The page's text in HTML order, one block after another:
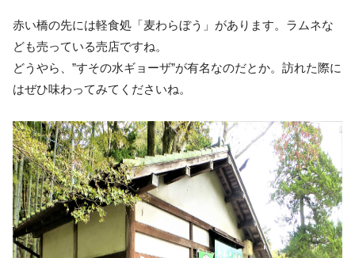
赤い橋の先には軽食処「麦わらぼう」があります。ラムネな
ども売っている売店ですね。
どうやら、”すその水ギョーザ”が有名なのだとか。訪れた際に
はぜひ味わってみてくださいね。